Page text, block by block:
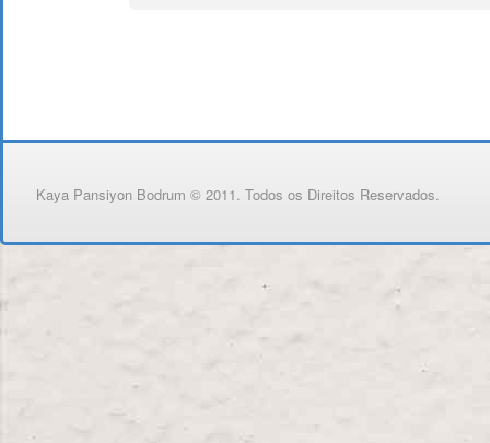
Kaya Pansiyon Bodrum © 2011. Todos os Direitos Reservados.